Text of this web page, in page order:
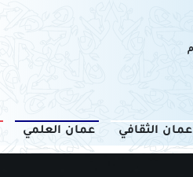
عمان الثقافي عمان العلمي